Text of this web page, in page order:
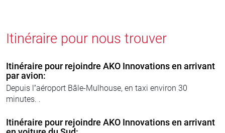
Itinéraire pour nous trouver
Itinéraire pour rejoindre AKO Innovations en arrivant
par avion:
Depuis l’aéroport Bâle-Mulhouse, en taxi environ 30
minutes. .
Itinéraire pour rejoindre AKO Innovations en arrivant